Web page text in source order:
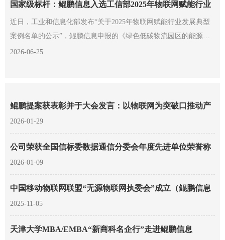
鲲鹏提案获表彰并于大会发言：以物联网为突破口推动产
业集群发展
2026-01-29
公司荣获全国信标委数据通信分委会年度先进单位荣誉称
号
2026-01-09
中国移动物联网联盟“无源物联网执委会”成立（鲲鹏信息
参与发起）
2025-11-05
天津大学MBA/EMBA“新商科名企行”走进鲲鹏信息
国家级标杆：鲲鹏信息入选工信部2025年物联网赋能行业
发展典型案例
近日，工业和信息化部发布“关于2025年物联网赋能行业发展典型
案例名单的公示”，鲲鹏信息申报的《绿色低碳物流园区的能源应
用管理关键技术研究及工程应用》成功入选，成为全国制造业类标
2026-06-25